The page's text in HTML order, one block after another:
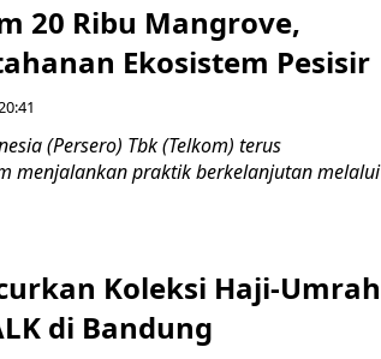
20 Ribu Mangrove,
Ekosistem Pesisir
(Persero) Tbk (Telkom) terus
menjalankan praktik berkelanjutan melalui
Koleksi Haji-Umrah
di Bandung